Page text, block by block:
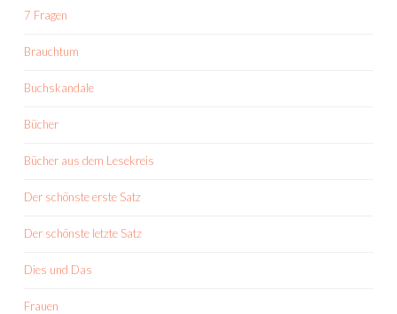
7 Fragen
Brauchtum
Buchskandale
Bücher
Bücher aus dem Lesekreis
Der schönste erste Satz
Der schönste letzte Satz
Dies und Das
Frauen